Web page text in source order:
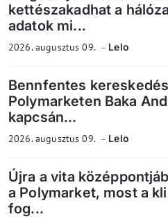
kettészakadhat a
adatok mi...
2026. augusztus 09. Lelo
Bennfentes
Polymarketen Baka
kapcsán...
2026. augusztus 09. Lelo
Újra a vita
a Polymarket, most a
fog...